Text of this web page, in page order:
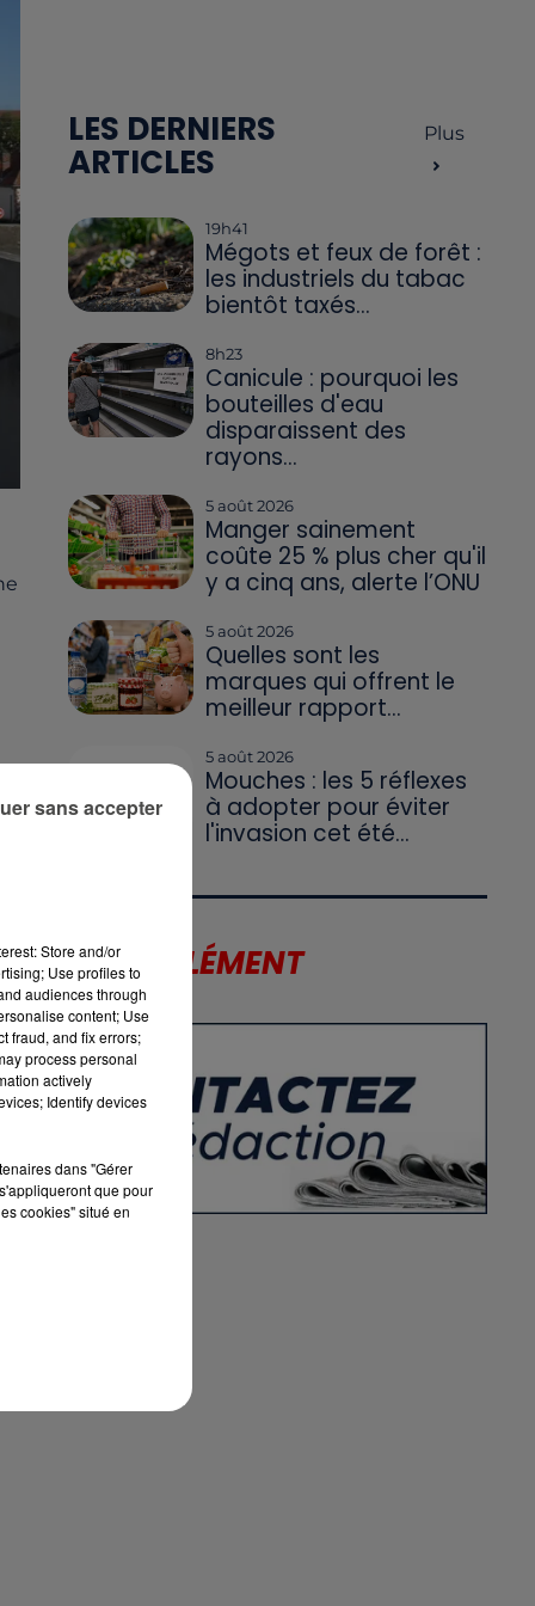
LES DERNIERS
ARTICLES
Plus
19h41
Mégots et feux de forêt :
les industriels du tabac
bientôt taxés...
8h23
Canicule : pourquoi les
bouteilles d'eau
disparaissent des
rayons...
5 août 2026
Manger sainement
coûte 25 % plus cher qu'il
y a cinq ans, alerte l’ONU
5 août 2026
Quelles sont les
marques qui offrent le
meilleur rapport...
5 août 2026
Mouches : les 5 réflexes
à adopter pour éviter
l'invasion cet été...
LE SUPPLÉMENT
Store and/or
Use profiles to
audiences through
content; Use
fraud, and fix errors;
process personal
actively
Identify devices
dans "Gérer
que pour
cookies" situé en
sans accepter